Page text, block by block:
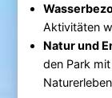
Aktivitäten
Natur und
den Park